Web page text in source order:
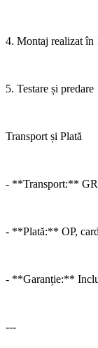
4. Montaj realizat în
5. Testare și predare
Transport și Plată
- **Transport:**
- **Plată:** OP,
- **Garanție:**
---